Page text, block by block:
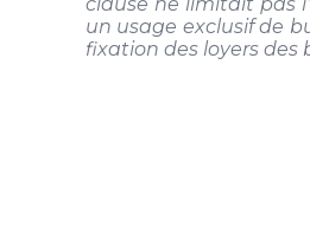
un usage exclusif de
fixation des loyers des